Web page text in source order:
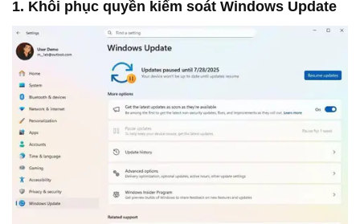
1. Khôi phục quyền kiểm soát Windows Update